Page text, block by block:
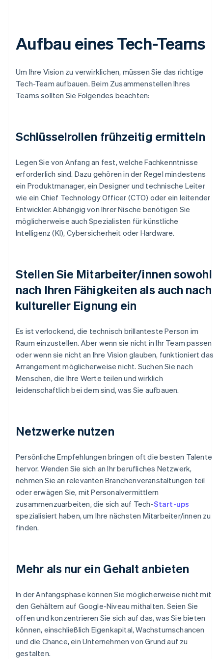
Aufbau eines Tech-Teams
Um Ihre Vision zu verwirklichen, müssen Sie das richtige
Tech-Team aufbauen. Beim Zusammenstellen Ihres
Teams sollten Sie Folgendes beachten:
Schlüsselrollen frühzeitig ermitteln
Legen Sie von Anfang an fest, welche Fachkenntnisse
erforderlich sind. Dazu gehören in der Regel mindestens
ein Produktmanager, ein Designer und technische Leiter
wie ein Chief Technology Officer (CTO) oder ein leitender
Entwickler. Abhängig von Ihrer Nische benötigen Sie
möglicherweise auch Spezialisten für künstliche
Intelligenz (KI), Cybersicherheit oder Hardware.
Stellen Sie Mitarbeiter/innen sowohl
nach Ihren Fähigkeiten als auch nach
kultureller Eignung ein
Es ist verlockend, die technisch brillanteste Person im
Raum einzustellen. Aber wenn sie nicht in Ihr Team passen
oder wenn sie nicht an Ihre Vision glauben, funktioniert das
Arrangement möglicherweise nicht. Suchen Sie nach
Menschen, die Ihre Werte teilen und wirklich
leidenschaftlich bei dem sind, was Sie aufbauen.
Netzwerke nutzen
Persönliche Empfehlungen bringen oft die besten Talente
hervor. Wenden Sie sich an Ihr berufliches Netzwerk,
nehmen Sie an relevanten Branchenveranstaltungen teil
oder erwägen Sie, mit Personalvermittlern
zusammenzuarbeiten, die sich auf Tech-Start-ups
spezialisiert haben, um Ihre nächsten Mitarbeiter/innen zu
finden.
Mehr als nur ein Gehalt anbieten
In der Anfangsphase können Sie möglicherweise nicht mit
den Gehältern auf Google-Niveau mithalten. Seien Sie
offen und konzentrieren Sie sich auf das, was Sie bieten
können, einschließlich Eigenkapital, Wachstumschancen
und die Chance, ein Unternehmen von Grund auf zu
gestalten.